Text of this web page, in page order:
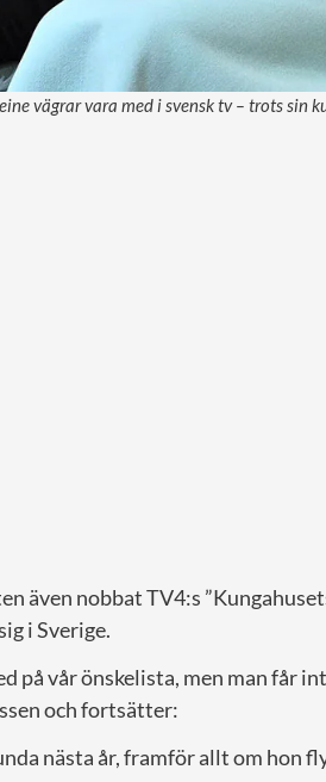
vägrar vara med i svensk tv – trots sin
även nobbat TV4:s
i Sverige.
på vår önskelista, men man får
och fortsätter:
nästa år, framför allt om hon